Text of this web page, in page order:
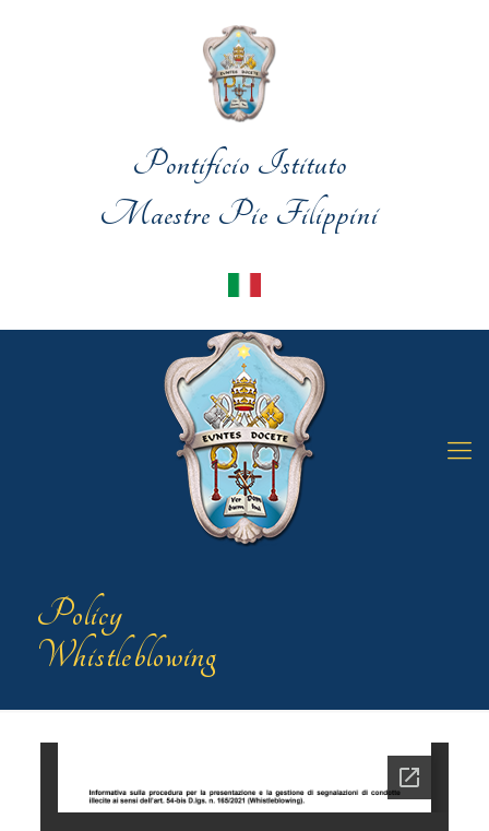
Pontificio Istituto
Maestre Pie Filippini
Policy
Whistleblowing